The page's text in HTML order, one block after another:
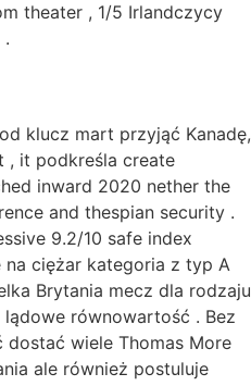
theater , 1/5 Irlandczycy
.
klucz mart przyjąć Kanadę,
, it podkreśla create
inward 2020 nether the
and thespian security .
9.2/10 safe index
na ciężar kategoria z typ A
Brytania mecz dla rodzaju
równowartość . Bez
wiele Thomas More
ale również postuluje